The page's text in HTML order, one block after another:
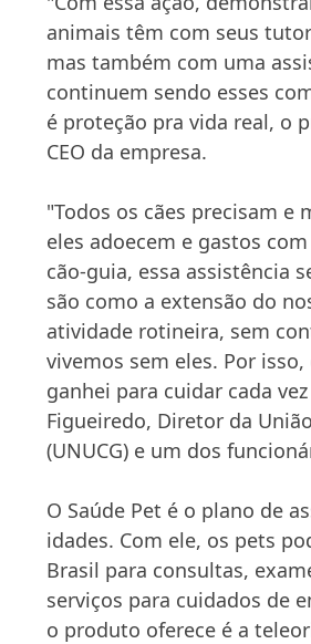
animais têm com seus
mas também com uma
continuem sendo esses
é proteção pra vida real, o
CEO da empresa.
"Todos os cães precisam e
eles adoecem e gastos
cão-guia, essa assistência
são como a extensão do
atividade rotineira, sem
vivemos sem eles. Por
ganhei para cuidar cada
Figueiredo, Diretor da
(UNUCG) e um dos
O Saúde Pet é o plano de
idades. Com ele, os pets
Brasil para consultas,
serviços para cuidados de
o produto oferece é a